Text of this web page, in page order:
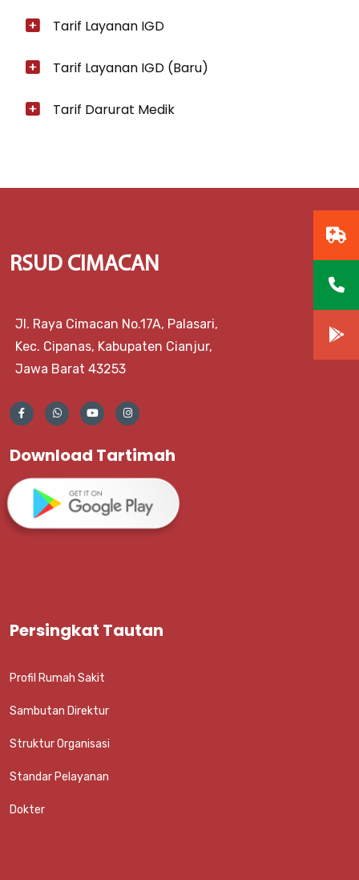
Tarif Layanan IGD
Tarif Layanan IGD (Baru)
Tarif Darurat Medik
RSUD CIMACAN
Jl. Raya Cimacan No.17A, Palasari,
Kec. Cipanas, Kabupaten Cianjur,
Jawa Barat 43253
Download Tartimah
Persingkat Tautan
Profil Rumah Sakit
Sambutan Direktur
Struktur Organisasi
Standar Pelayanan
Dokter